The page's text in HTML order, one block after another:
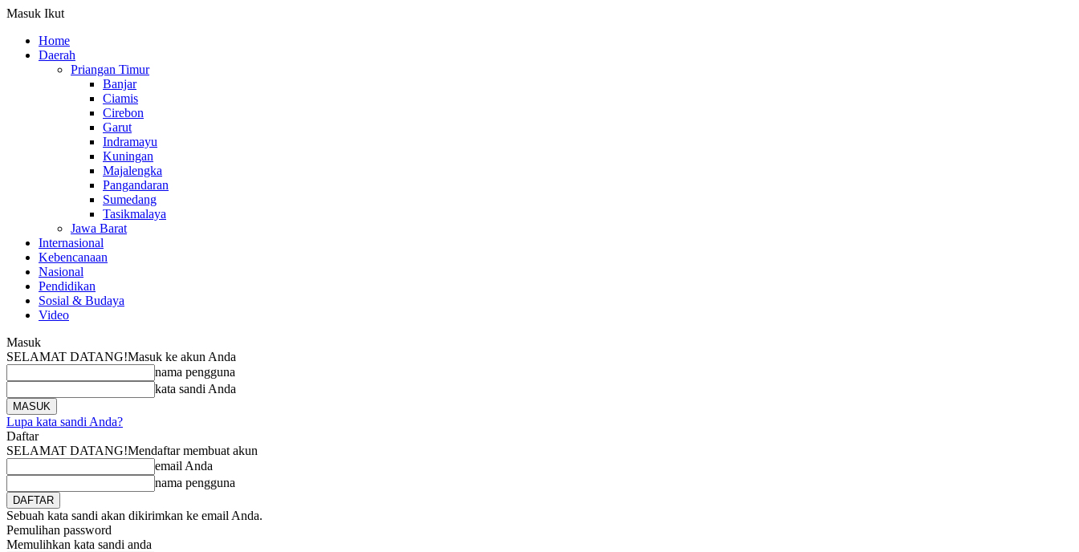
Masuk Ikut
Home
Daerah
Priangan Timur
Banjar
Ciamis
Cirebon
Garut
Indramayu
Kuningan
Majalengka
Pangandaran
Sumedang
Tasikmalaya
Jawa Barat
Internasional
Kebencanaan
Nasional
Pendidikan
Sosial & Budaya
Video
Masuk
SELAMAT DATANG!Masuk ke akun Anda
nama pengguna
kata sandi Anda
Lupa kata sandi Anda?
Daftar
SELAMAT DATANG!Mendaftar membuat akun
email Anda
nama pengguna
Sebuah kata sandi akan dikirimkan ke email Anda.
Pemulihan password
Memulihkan kata sandi anda